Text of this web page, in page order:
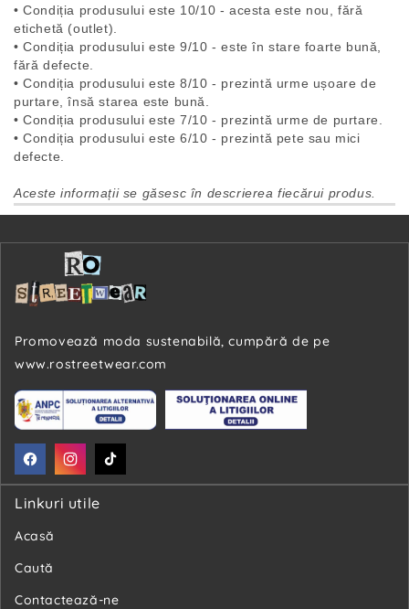
• Condiția produsului este 10/10 - acesta este nou, fără
etichetă (outlet).
• Condiția produsului este 9/10 - este în stare foarte bună,
fără defecte.
• Condiția produsului este 8/10 - prezintă urme ușoare de
purtare, însă starea este bună.
• Condiția produsului este 7/10 - prezintă urme de purtare.
• Condiția produsului este 6/10 - prezintă pete sau mici
defecte.
Aceste informații se găsesc în descrierea fiecărui produs.
Promovează moda sustenabilă, cumpără de pe
www.rostreetwear.com
FacebookInstagramTikTok
Linkuri utile
Acasă
Caută
Contactează-ne